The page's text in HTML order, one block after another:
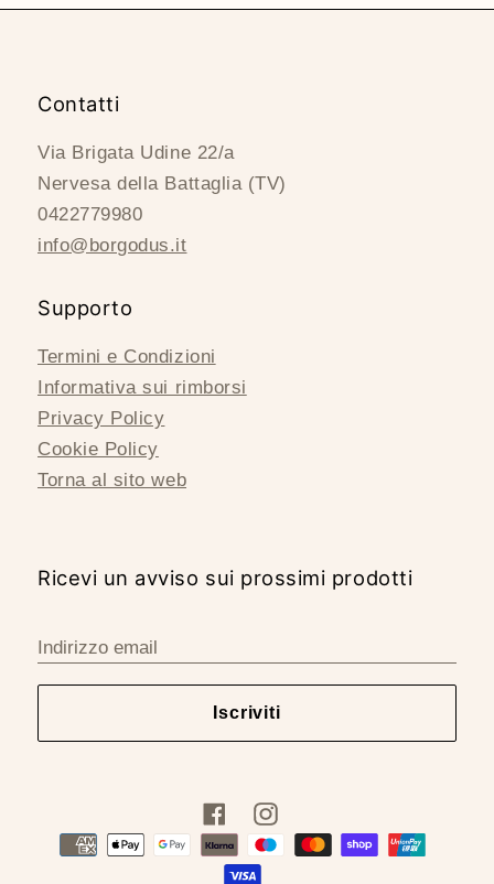
Contatti
Via Brigata Udine 22/a
Nervesa della Battaglia (TV)
0422779980
info@borgodus.it
Supporto
Termini e Condizioni
Informativa sui rimborsi
Privacy Policy
Cookie Policy
Torna al sito web
Ricevi un avviso sui prossimi prodotti
Indirizzo email
Iscriviti
FacebookInstagram
Metodi